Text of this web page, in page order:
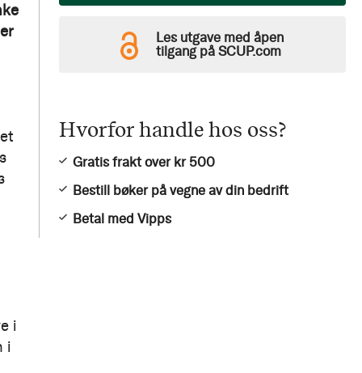
i
i
Les utgave med åpen
tilgang på SCUP.com
Hvorfor handle hos oss?
Gratis frakt over kr 500
Bestill bøker på vegne av din bedrift
Betal med Vipps